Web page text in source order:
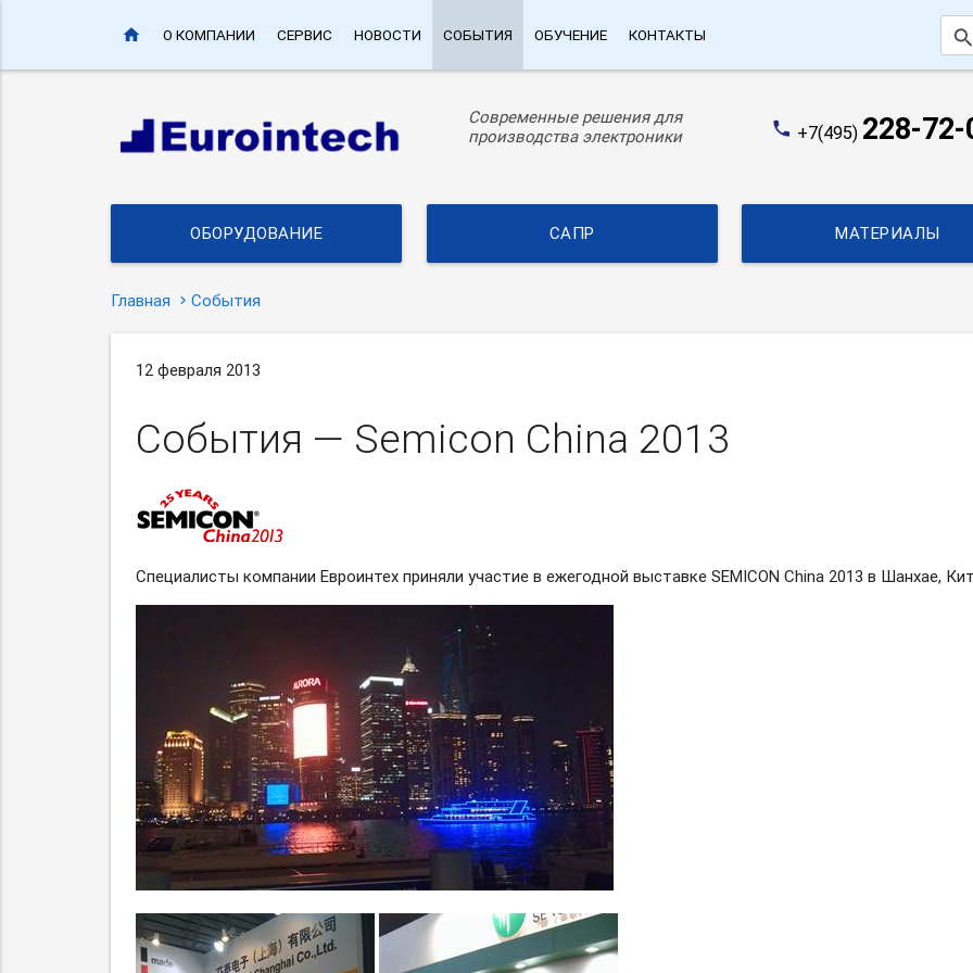
home О КОМПАНИИ СЕРВИС НОВОСТИ СОБЫТИЯ ОБУЧЕНИЕ КОНТАКТЫ
Современные решения для
производства электроники
phone +7(495) 228-72-
ОБОРУДОВАНИЕ САПР МАТЕРИАЛЫ
Главная События
12 февраля 2013
События — Semicon China 2013
Специалисты компании Евроинтех приняли участие в ежегодной выставке SEMICON China 2013 в Шанхае,